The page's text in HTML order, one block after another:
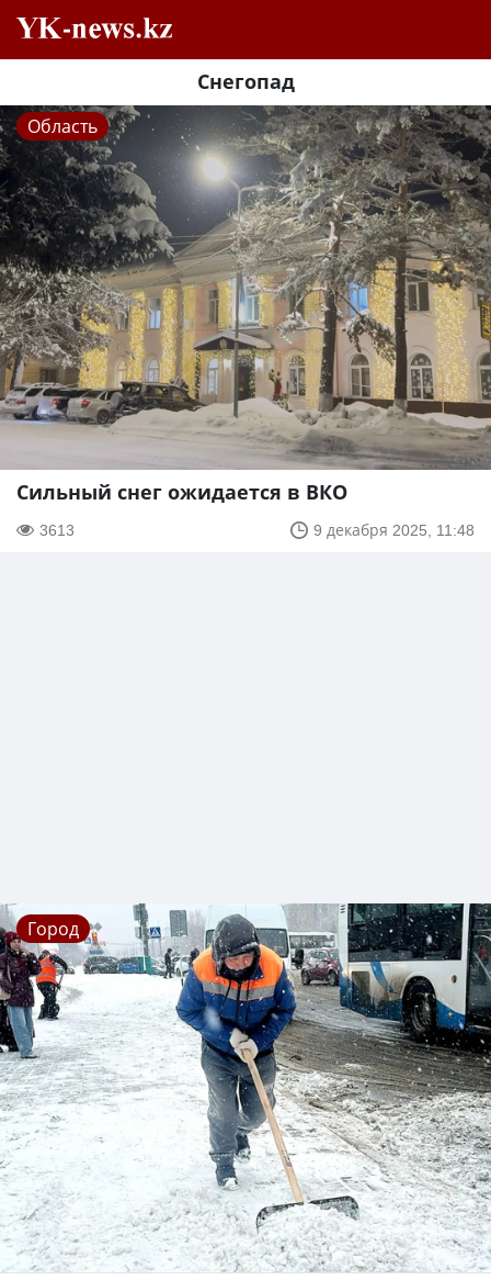
Снегопад
Область
Сильный снег ожидается в ВКО
3613 9 декабря 2025, 11:48
Город